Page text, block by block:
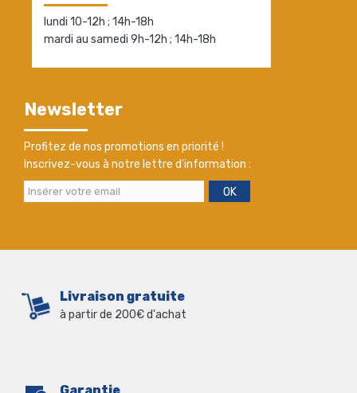
lundi 10-12h ; 14h-18h
mardi au samedi 9h-12h ; 14h-18h
Newsletter
Profitez de nos promotions en priorité !
Inscrivez-vous à notre lettre d'information :
OK
Livraison gratuite
à partir de 200€ d'achat